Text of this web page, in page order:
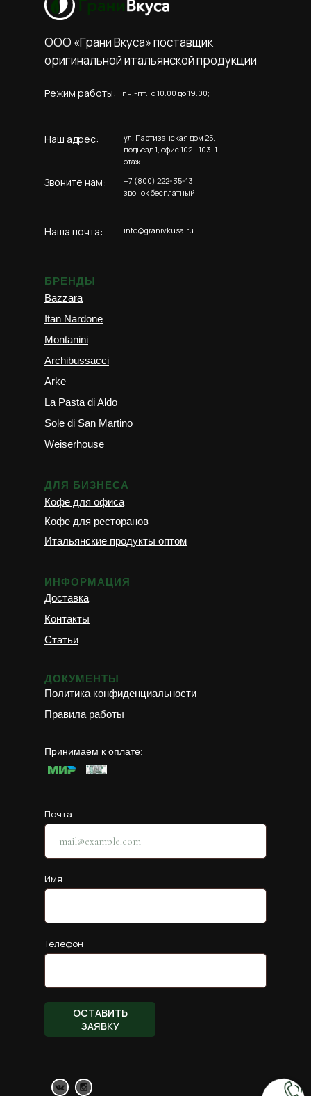
БРЕНДЫ
Bazzara
Itan Nardone
Montanini
Archibussacci
Arke
La Pasta di Aldo
Sole di San Martino
Weiserhouse
ДЛЯ БИЗНЕСА
Кофе для офиса
Кофе для ресторанов
Итальянские продукты оптом
ИНФОРМАЦИЯ
Доставка
Контакты
Статьи
ДОКУМЕНТЫ
Политика конфиденциальности
Правила работы
Принимаем к оплате:
ООО «Грани Вкуса» поставщик
оригинальной итальянской продукции
Наш адрес:
Звоните нам:
info@granivkusa.ru
Режим работы: пн.-пт.: c 10.00 до 19.00;
ул. Партизанская дом 25,
подъезд 1, офис 102 - 103, 1
этаж
+7 (800) 222-35-13
звонок бесплатный
Наша почта:
Почта
Имя
Телефон
ОСТАВИТЬ
ЗАЯВКУ